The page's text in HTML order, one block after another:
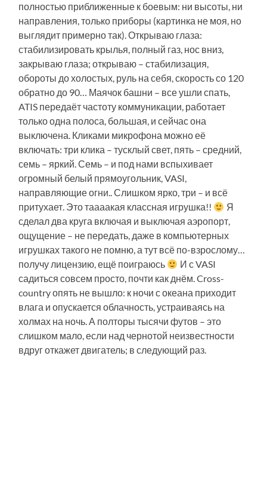
полностью приближенные к боевым: ни высоты, ни
направления, только приборы (картинка не моя, но
выглядит примерно так). Открываю глаза:
стабилизировать крылья, полный газ, нос вниз,
закрываю глаза; открываю – стабилизация,
обороты до холостых, руль на себя, скорость со 120
обратно до 90… Маячок башни – все ушли спать,
ATIS передаёт частоту коммуникации, работает
только одна полоса, большая, и сейчас она
выключена. Кликами микрофона можно её
включать: три клика – тусклый свет, пять – средний,
семь – яркий. Семь – и под нами вспыхивает
огромный белый прямоугольник, VASI,
направляющие огни.. Слишком ярко, три – и всё
притухает. Это таааакая классная игрушка!!
Я
сделал два круга включая и выключая аэропорт,
ощущение – не передать, даже в компьютерных
игрушках такого не помню, а тут всё по-взрослому…
получу лицензию, ещё поиграюсь
И с VASI
садиться совсем просто, почти как днём. Cross-
country опять не вышло: к ночи с океана приходит
влага и опускается облачность, устраиваясь на
холмах на ночь. А полторы тысячи футов – это
слишком мало, если над чернотой неизвестности
вдруг откажет двигатель; в следующий раз.